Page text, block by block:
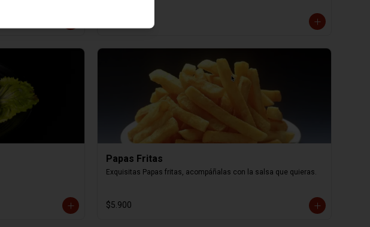
Papas Fritas
Exquisitas Papas fritas, acompáñalas con la salsa que quieras.
$5.900